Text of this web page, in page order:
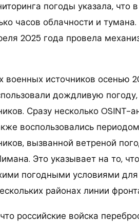
погоды указала, что
часов облачности и
2025 года провела
военных источников осенью
дождливую
Сразу несколько OSINT-
воспользовались
вызванной ветреной
Это указывает на то,
погодными условиями
районах линии
российские войска